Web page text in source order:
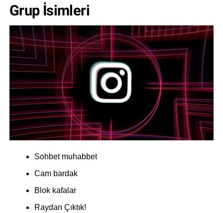
Grup İsimleri
Sohbet muhabbet
Cam bardak
Blok kafalar
Raydan Çıktık!